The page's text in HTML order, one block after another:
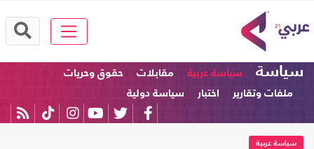
سياسة سياسة عربية مقابلات
حقوق وحريات
ملفات وتقارير
اختبار سياسة دولية
سياسة عربية